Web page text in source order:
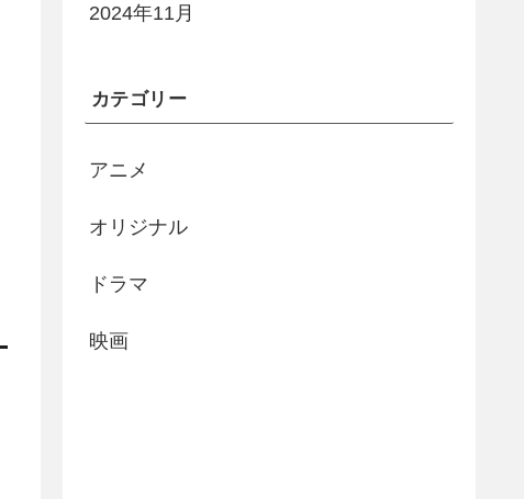
2024年11月
カテゴリー
アニメ
オリジナル
ドラマ
映画